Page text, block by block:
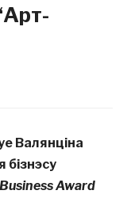
Валянціна
бізнэсу
Award